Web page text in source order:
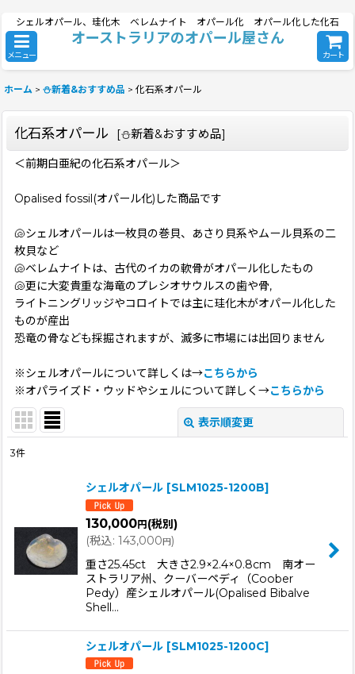
シェルオパール、珪化木 ベレムナイト オパール化 オパール化した化石
メニュー
オーストラリアのオパール屋さん
カート
ホーム > ⛄新着&おすすめ品 > 化石系オパール
化石系オパール [⛄新着&おすすめ品]
＜前期白亜紀の化石系オパール＞
Opalised fossil(オパール化)した商品です
🐚シェルオパールは一枚貝の巻貝、あさり貝系やムール貝系の二
枚貝など
🐚ベレムナイトは、古代のイカの軟骨がオパール化したもの
🐚更に大変貴重な海竜のプレシオサウルスの歯や骨,
ライトニングリッジやコロイトでは主に珪化木がオパール化した
ものが産出
恐竜の骨なども採掘されますが、滅多に市場には出回りません
※シェルオパールについて詳しくは→こちらから
※オパライズド・ウッドやシェルについて詳しく→こちらから
表示順変更
3件
シェルオパール [SLM1025-1200B]
130,000円(税別)
(税込: 143,000円)
重さ25.45ct 大きさ2.9×2.4×0.8cm 南オー
ストラリア州、クーバーペディ（Coober
Pedy）産シェルオパール(Opalised Bibalve
Shell…
シェルオパール [SLM1025-1200C]